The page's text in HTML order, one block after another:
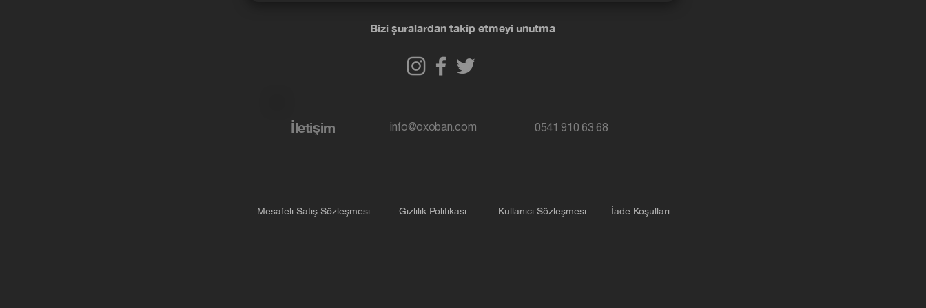
Bizi şuralardan takip etmeyi unutma
İletişim info@oxoban.com 0541 910 63 68
Mesafeli Satış Sözleşmesi Gizlilik Politikası Kullanıcı Sözleşmesi İade Koşulları